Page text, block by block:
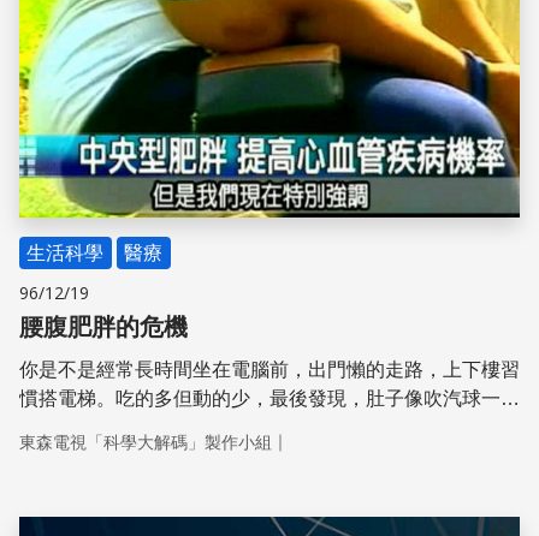
生活科學 醫療
96/12/19
腰腹肥胖的危機
你是不是經常長時間坐在電腦前，出門懶的走路，上下樓習
慣搭電梯。吃的多但動的少，最後發現，肚子像吹汽球一樣
為代謝症候群的高危險群。隨著年齡增加，身體的脂肪會更
問題，發生糖尿病、高血壓、心臟病甚至中風的機率，更是
東森電視「科學大解碼」製作小組 ｜